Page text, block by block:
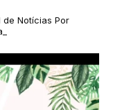
de Notícias Por